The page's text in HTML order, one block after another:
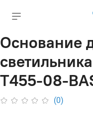
Основание
T455-08-
(0)